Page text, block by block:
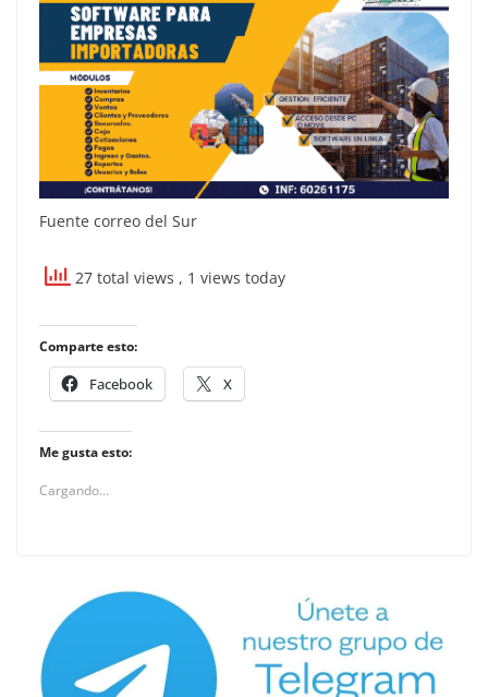
Fuente correo del Sur
27 total views , 1 views today
Comparte esto:
Facebook X
Me gusta esto:
Cargando...